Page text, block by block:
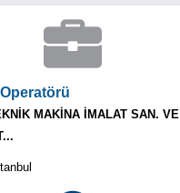
MAKİNA İMALAT SAN. VE